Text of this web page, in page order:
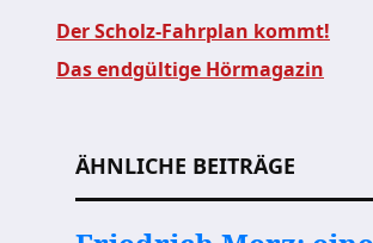
Der Scholz-Fahrplan kommt!
Das endgültige Hörmagazin
ÄHNLICHE BEITRÄGE